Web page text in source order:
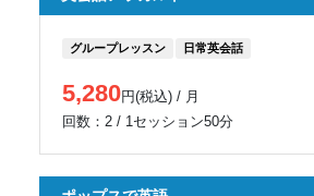
グループレッスン 日常英会話
5,280円(税込) / 月
回数：2 / 1セッション50分